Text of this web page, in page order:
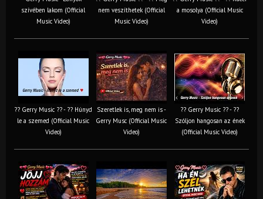
szívében lakom (Official
Music Video)
nem veszíthetek (Official
Music Video)
a mosolya (Official Music
Video)
?? Gerry Music ?? - ?? Húnyd
le a szemed (Official Music
Video)
Szeretlek is, meg nem is -
Gerry Musc (Official Music
Video)
?? Gerry Music ?? - ??
Szóljon hangosan az ének
(Official Music Video)